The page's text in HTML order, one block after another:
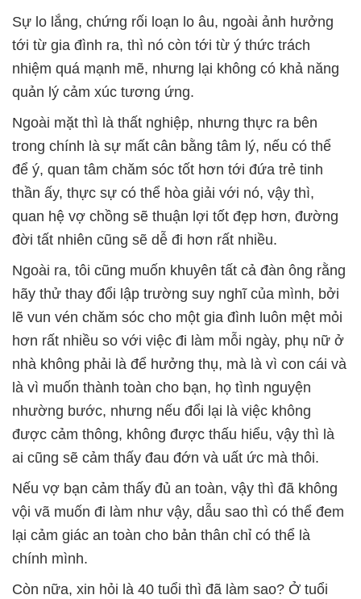
Sự lo lắng, chứng rối loạn lo âu, ngoài ảnh hưởng
tới từ gia đình ra, thì nó còn tới từ ý thức trách
nhiệm quá mạnh mẽ, nhưng lại không có khả năng
quản lý cảm xúc tương ứng.
Ngoài mặt thì là thất nghiệp, nhưng thực ra bên
trong chính là sự mất cân bằng tâm lý, nếu có thể
để ý, quan tâm chăm sóc tốt hơn tới đứa trẻ tinh
thần ấy, thực sự có thể hòa giải với nó, vậy thì,
quan hệ vợ chồng sẽ thuận lợi tốt đẹp hơn, đường
đời tất nhiên cũng sẽ dễ đi hơn rất nhiều.
Ngoài ra, tôi cũng muốn khuyên tất cả đàn ông rằng
hãy thử thay đổi lập trường suy nghĩ của mình, bởi
lẽ vun vén chăm sóc cho một gia đình luôn mệt mỏi
hơn rất nhiều so với việc đi làm mỗi ngày, phụ nữ ở
nhà không phải là để hưởng thụ, mà là vì con cái và
là vì muốn thành toàn cho bạn, họ tình nguyện
nhường bước, nhưng nếu đổi lại là việc không
được cảm thông, không được thấu hiểu, vậy thì là
ai cũng sẽ cảm thấy đau đớn và uất ức mà thôi.
Nếu vợ bạn cảm thấy đủ an toàn, vậy thì đã không
vội vã muốn đi làm như vậy, dẫu sao thì có thể đem
lại cảm giác an toàn cho bản thân chỉ có thể là
chính mình.
Còn nữa, xin hỏi là 40 tuổi thì đã làm sao? Ở tuổi